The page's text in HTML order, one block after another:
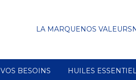
LA MARQUENOS VALEURS
VOS BESOINS HUILES